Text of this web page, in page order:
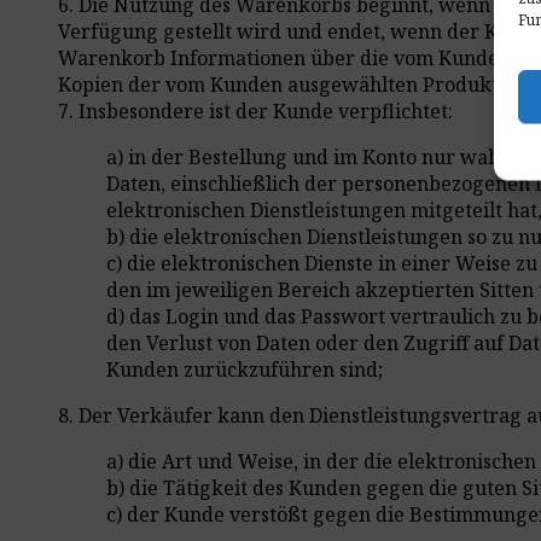
Verfügung gestellt wird und endet, wenn der
Warenkorb Informationen über die vom Kunden
Kopien der vom Kunden ausgewählten Produkte
7. Insbesondere ist der Kunde verpflichtet:
a) in der Bestellung und im Konto nur
Daten, einschließlich der
elektronischen Dienstleistungen mitgeteilt
b) die elektronischen Dienstleistungen so zu
c) die elektronischen Dienste in einer Weise
den im jeweiligen Bereich akzeptierten Sitten
d) das Login und das Passwort vertraulich
den Verlust von Daten oder den Zugriff auf
Kunden zurückzuführen sind;
8. Der Verkäufer kann den Dienstleistungsvertrag
a) die Art und Weise, in der die
b) die Tätigkeit des Kunden gegen die guten
c) der Kunde verstößt gegen die